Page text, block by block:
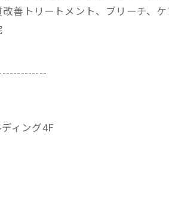
善トリートメント、ブリーチ、
ィング4F